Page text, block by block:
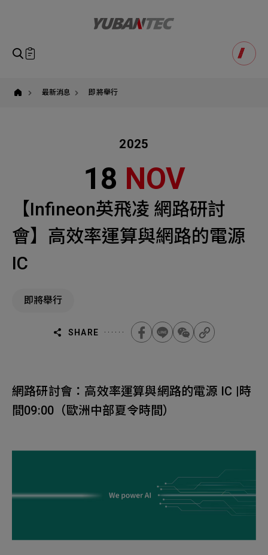
服務據點
關於我們
最新消息
Machinery Materials
機材事業群
Electronics
最新消息 即將舉行
2025
18 NOV
【Infineon英飛凌 網路研討
會】高效率運算與網路的電源
IC
即將舉行
SHARE
網路研討會：高效率運算與網路的電源 IC |時
間09:00（歐洲中部夏令時間）
如您有興趣得產品想要了解，請填寫以下表單，我們誠摯
STEP
無諮詢項目 請點擊按鈕新增要諮詢的項目
無諮詢項目 請點擊按鈕新增要諮詢的項目
新增項目
即將送出諮詢表單
聯繫電話
Email
主旨
其他問題
Projects Consulted
下一步，送出表單